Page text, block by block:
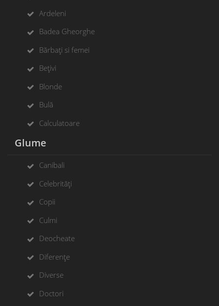
Ardeleni
Badea Gheorghe
Bărbați si femei
Bețivi
Blonde
Bulă
Calculatoare
Glume
Canibali
Celebrități
Copii
Culmi
Deocheate
Diferențe
Diverse
Doctori